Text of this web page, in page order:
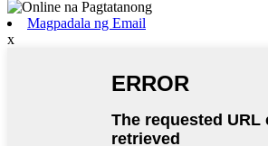
Magpadala ng Email
x